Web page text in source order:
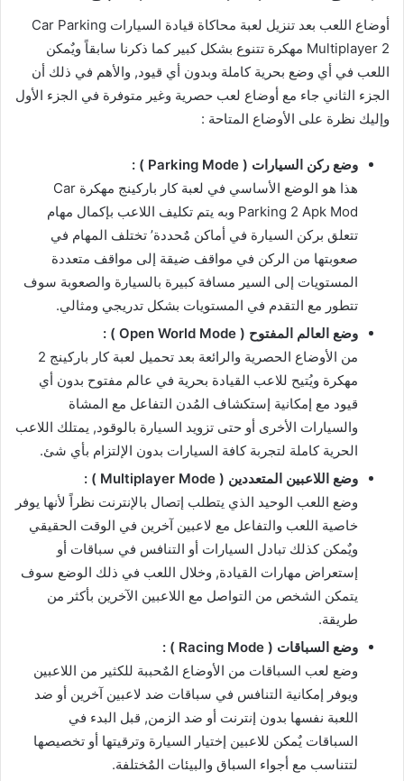
أوضاع اللعب بعد تنزيل لعبة محاكاة قيادة السيارات Car Parking
Multiplayer 2 مهكرة تتنوع بشكل كبير كما ذكرنا سابقاً ويٌمكن
اللعب في أي وضع بحرية كاملة وبدون أي قيود, والأهم في ذلك أن
الجزء الثاني جاء مع أوضاع لعب حصرية وغير متوفرة في الجزء الأول
وإليك نظرة على الأوضاع المتاحة :
وضع ركن السيارات ( Parking Mode ) :
هذا هو الوضع الأساسي في لعبة كار باركينج مهكرة Car
Parking 2 Apk Mod وبه يتم تكليف اللاعب بإكمال مهام
تتعلق بركن السيارة في أماكن مٌحددة’ تختلف المهام في
صعوبتها من الركن في مواقف ضيقة إلى مواقف متعددة
المستويات إلى السير مسافة كبيرة بالسيارة والصعوبة سوف
تتطور مع التقدم في المستويات بشكل تدريجي ومثالي.
وضع العالم المفتوح ( Open World Mode ) :
من الأوضاع الحصرية والرائعة بعد تحميل لعبة كار باركينج 2
مهكرة ويُتيح للاعب القيادة بحرية في عالم مفتوح بدون أي
قيود مع إمكانية إستكشاف المُدن التفاعل مع المشاة
والسيارات الأخرى أو حتى تزويد السيارة بالوقود, يمتلك اللاعب
الحرية كاملة لتجربة كافة السيارات بدون الإلتزام بأي شئ.
وضع اللاعبين المتعددين ( Multiplayer Mode ) :
وضع اللعب الوحيد الذي يتطلب إتصال بالإنترنت نظراً لأنها يوفر
خاصية اللعب والتفاعل مع لاعبين آخرين في الوقت الحقيقي
ويٌمكن كذلك تبادل السيارات أو التنافس في سباقات أو
إستعراض مهارات القيادة, وخلال اللعب في ذلك الوضع سوف
يتمكن الشخص من التواصل مع اللاعبين الآخرين بأكثر من
طريقة.
وضع السباقات ( Racing Mode ) :
وضع لعب السباقات من الأوضاع المٌحببة للكثير من اللاعبين
ويوفر إمكانية التنافس في سباقات ضد لاعبين آخرين أو ضد
اللعبة نفسها بدون إنترنت أو ضد الزمن, قبل البدء في
السباقات يٌمكن للاعبين إختيار السيارة وترقيتها أو تخصيصها
لتتناسب مع أجواء السباق والبيئات المٌختلفة.